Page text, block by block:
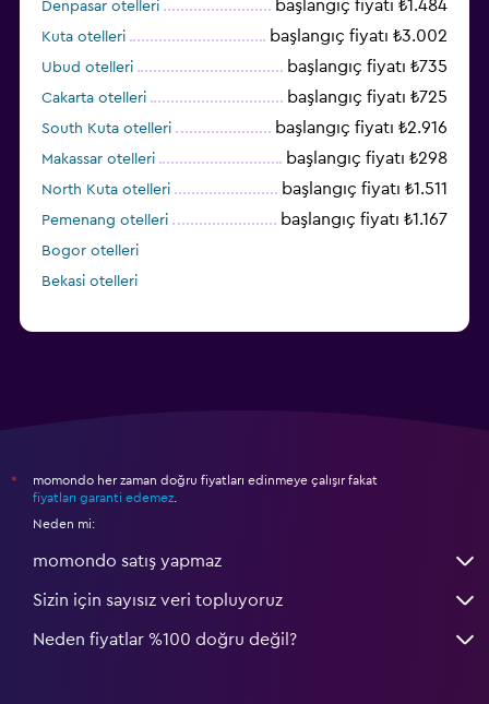
Denpasar otelleri başlangıç fiyatı ₺1.484
Kuta otelleri başlangıç fiyatı ₺3.002
Ubud otelleri başlangıç fiyatı ₺735
Cakarta otelleri başlangıç fiyatı ₺725
South Kuta otelleri başlangıç fiyatı ₺2.916
Makassar otelleri başlangıç fiyatı ₺298
North Kuta otelleri başlangıç fiyatı ₺1.511
Pemenang otelleri başlangıç fiyatı ₺1.167
Bogor otelleri
Bekasi otelleri
*
momondo her zaman doğru fiyatları edinmeye çalışır fakat
fiyatları garanti edemez
Neden mi:
momondo satış yapmaz
Sizin için sayısız veri topluyoruz
Neden fiyatlar %100 doğru değil?